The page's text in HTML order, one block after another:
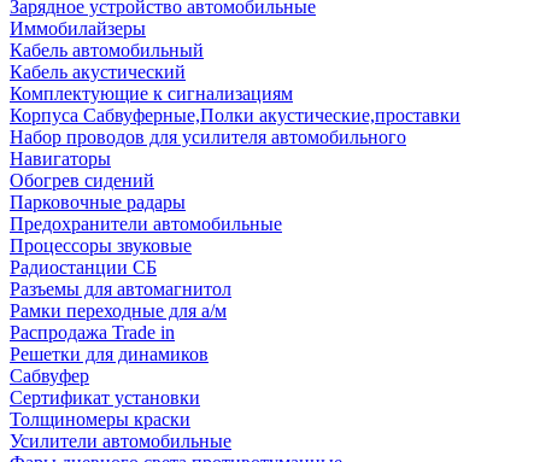
Зарядное устройство автомобильные
Иммобилайзеры
Кабель автомобильный
Кабель акустический
Комплектующие к сигнализациям
Корпуса Сабвуферные,Полки акустические,проставки
Набор проводов для усилителя автомобильного
Навигаторы
Обогрев сидений
Парковочные радары
Предохранители автомобильные
Процессоры звуковые
Радиостанции СБ
Разъемы для автомагнитол
Рамки переходные для а/м
Распродажа Trade in
Решетки для динамиков
Сабвуфер
Сертификат установки
Толщиномеры краски
Усилители автомобильные